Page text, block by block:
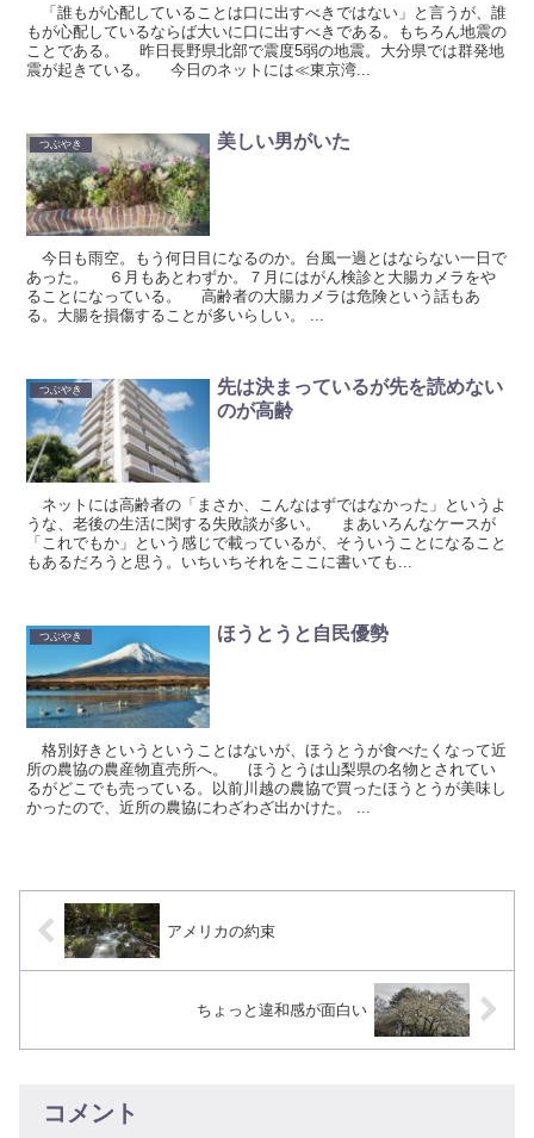
「誰もが心配していることは口に出すべきではない」と言うが、誰
もが心配しているならば大いに口に出すべきである。もちろん地震の
ことである。 昨日長野県北部で震度5弱の地震。大分県では群発地
震が起きている。 今日のネットには≪東京湾...
つぶやき 美しい男がいた
今日も雨空。もう何日目になるのか。台風一過とはならない一日で
あった。 ６月もあとわずか。７月にはがん検診と大腸カメラをや
ることになっている。 高齢者の大腸カメラは危険という話もあ
る。大腸を損傷することが多いらしい。 ...
つぶやき
先は決まっているが先を読めない
のが高齢
ネットには高齢者の「まさか、こんなはずではなかった」というよ
うな、老後の生活に関する失敗談が多い。 まあいろんなケースが
「これでもか」という感じで載っているが、そういうことになること
もあるだろうと思う。いちいちそれをここに書いても...
つぶやき ほうとうと自民優勢
格別好きというということはないが、ほうとうが食べたくなって近
所の農協の農産物直売所へ。 ほうとうは山梨県の名物とされてい
るがどこでも売っている。以前川越の農協で買ったほうとうが美味し
かったので、近所の農協にわざわざ出かけた。 ...
アメリカの約束
ちょっと違和感が面白い
コメント